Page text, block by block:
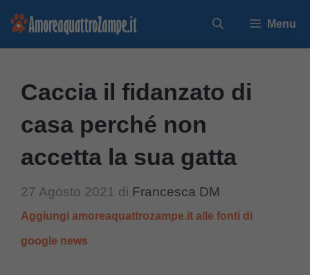
Vai
Menu
Caccia il fidanzato di
casa perché non
accetta la sua gatta
27 Agosto 2021 di Francesca DM
Aggiungi amoreaquattrozampe.it alle fonti di
google news